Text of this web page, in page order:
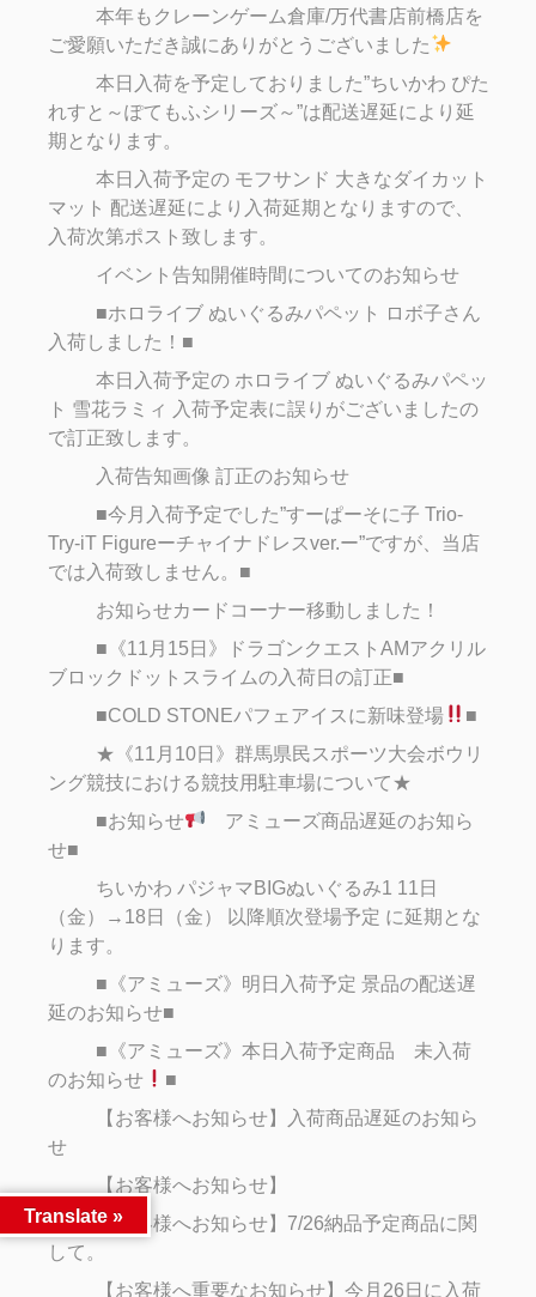
本年もクレーンゲーム倉庫/万代書店前橋店を
ご愛願いただき誠にありがとうございました
本日入荷を予定しておりました”ちいかわ ぴた
れすと～ぽてもふシリーズ～”は配送遅延により延
期となります。
本日入荷予定の モフサンド 大きなダイカット
マット 配送遅延により入荷延期となりますので、
入荷次第ポスト致します。
イベント告知開催時間についてのお知らせ
■ホロライブ ぬいぐるみパペット ロボ子さん
入荷しました！■
本日入荷予定の ホロライブ ぬいぐるみパペッ
ト 雪花ラミィ 入荷予定表に誤りがございましたの
で訂正致します。
入荷告知画像 訂正のお知らせ
■今月入荷予定でした”すーぱーそに子 Trio-
Try-iT Figureーチャイナドレスver.ー”ですが、当店
では入荷致しません。■
お知らせカードコーナー移動しました！
■《11月15日》ドラゴンクエストAMアクリル
ブロックドットスライムの入荷日の訂正■
■COLD STONEパフェアイスに新味登場
■
★《11月10日》群馬県民スポーツ大会ボウリ
ング競技における競技用駐車場について★
■お知らせ
アミューズ商品遅延のお知ら
せ■
ちいかわ パジャマBIGぬいぐるみ1 11日
（金）→18日（金） 以降順次登場予定 に延期とな
ります。
■《アミューズ》明日入荷予定 景品の配送遅
延のお知らせ■
■《アミューズ》本日入荷予定商品 未入荷
のお知らせ
■
【お客様へお知らせ】入荷商品遅延のお知ら
せ
【お客様へお知らせ】
【お客様へお知らせ】7/26納品予定商品に関
して。
【お客様へ重要なお知らせ】今月26日に入荷
Translate »